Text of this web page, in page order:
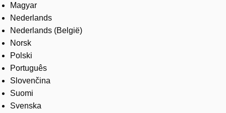
Magyar
Nederlands
Nederlands (België)
Norsk
Polski
Português
Slovenčina
Suomi
Svenska